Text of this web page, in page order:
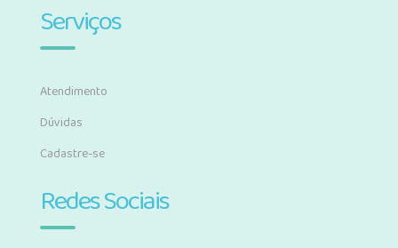
Serviços
Atendimento
Dúvidas
Cadastre-se
Redes Sociais